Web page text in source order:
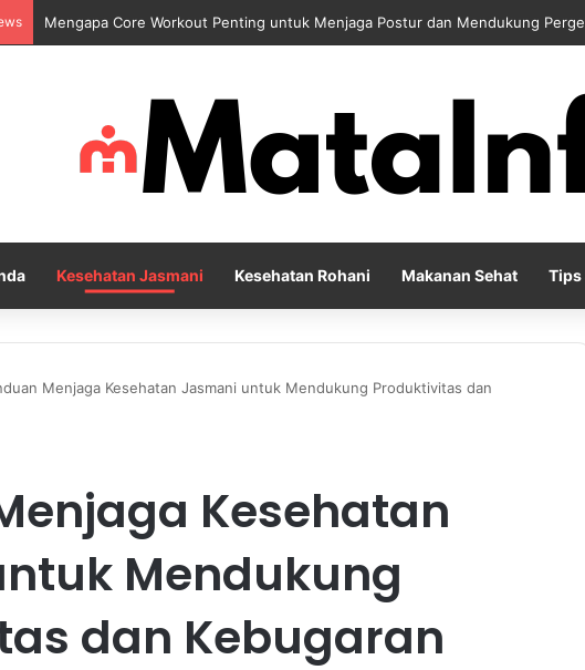
Mindfulness Harian sebagai Solusi Positif untuk Mengurangi Pikiran Berlebihan
Kesehatan Jasmani Kesehatan Rohani Makanan Sehat Tips
Menjaga Kesehatan Jasmani untuk Mendukung Produktivitas dan
Kesehatan
Mendukung
dan Kebugaran